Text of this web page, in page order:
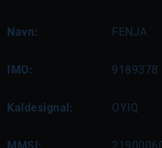
Navn: FENJA
IMO: 9189378
Kaldesignal: OYIQ